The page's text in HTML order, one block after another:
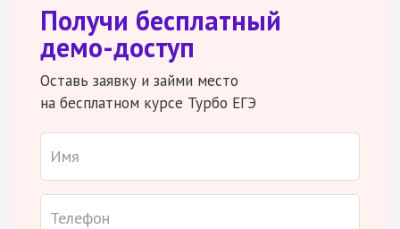
Получи бесплатный
демо-доступ
Оставь заявку и займи место
на бесплатном курсе Турбо ЕГЭ